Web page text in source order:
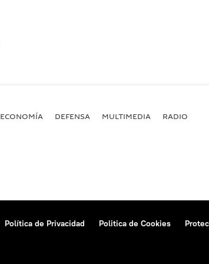
ECONOMÍA DEFENSA MULTIMEDIA RADIO
Política de Privacidad Politica de Cookies